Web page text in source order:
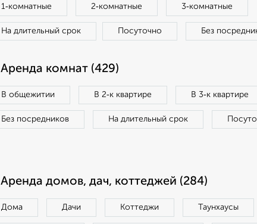
1‑комнатные 2‑комнатные 3‑комнатные
На длительный срок Посуточно Без
Аренда комнат (429)
В общежитии В 2‑к квартире В 3‑к квартире
Без посредников На длительный срок
Аренда домов, дач, коттеджей (284)
Дома Дачи Коттеджи Таунхаусы